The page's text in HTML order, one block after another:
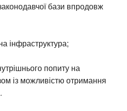
бази впродовж
інфраструктура;
попиту на
із можливістю отримання